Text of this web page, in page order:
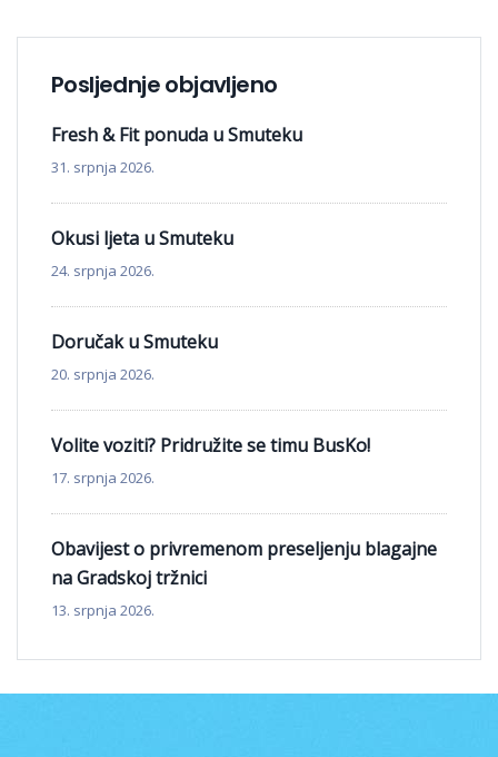
Posljednje objavljeno
Fresh & Fit ponuda u Smuteku
31. srpnja 2026.
Okusi ljeta u Smuteku
24. srpnja 2026.
Doručak u Smuteku
20. srpnja 2026.
Volite voziti? Pridružite se timu BusKo!
17. srpnja 2026.
Obavijest o privremenom preseljenju blagajne
na Gradskoj tržnici
13. srpnja 2026.